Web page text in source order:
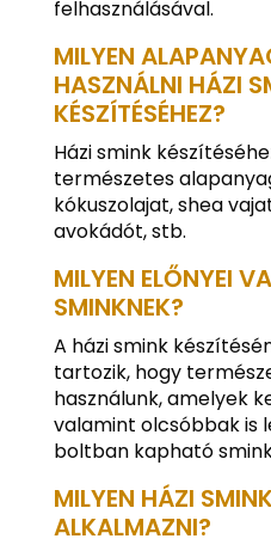
felhasználásával.
MILYEN
HASZNÁLNI HÁZI
KÉSZÍTÉSÉHEZ?
Házi smink
természetes
kókuszolajat, shea
avokádót, stb.
MILYEN ELŐNYEI
SMINKNEK?
A házi smink
tartozik, hogy
használunk, amelyek
valamint olcsóbbak is
boltban kapható
MILYEN HÁZI
ALKALMAZNI?